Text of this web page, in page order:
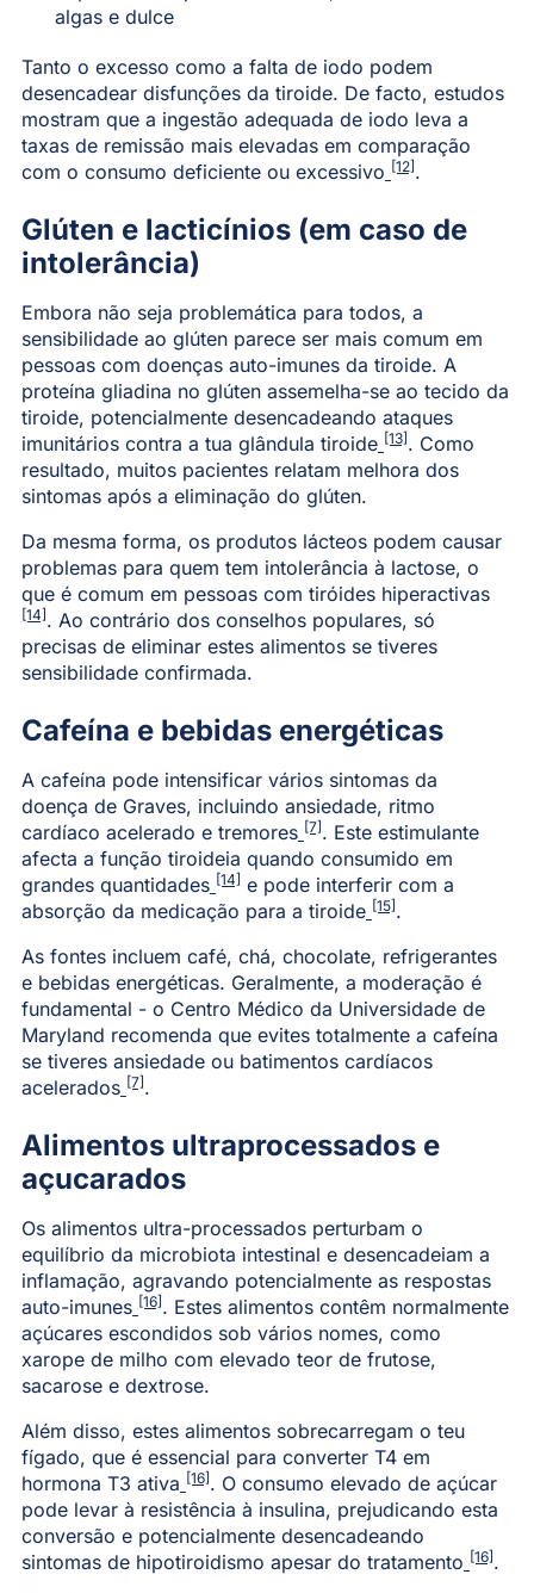
algas e dulce
Tanto o excesso como a falta de iodo podem
desencadear disfunções da tiroide. De facto, estudos
mostram que a ingestão adequada de iodo leva a
taxas de remissão mais elevadas em comparação
com o consumo deficiente ou excessivo [12] .
Glúten e lacticínios (em caso de
intolerância)
Embora não seja problemática para todos, a
sensibilidade ao glúten parece ser mais comum em
pessoas com doenças auto-imunes da tiroide. A
proteína gliadina no glúten assemelha-se ao tecido da
tiroide, potencialmente desencadeando ataques
imunitários contra a tua glândula tiroide [13] . Como
resultado, muitos pacientes relatam melhora dos
sintomas após a eliminação do glúten.
Da mesma forma, os produtos lácteos podem causar
problemas para quem tem intolerância à lactose, o
que é comum em pessoas com tiróides hiperactivas
[14] . Ao contrário dos conselhos populares, só
precisas de eliminar estes alimentos se tiveres
sensibilidade confirmada.
Cafeína e bebidas energéticas
A cafeína pode intensificar vários sintomas da
doença de Graves, incluindo ansiedade, ritmo
cardíaco acelerado e tremores [7] . Este estimulante
afecta a função tiroideia quando consumido em
grandes quantidades [14] e pode interferir com a
absorção da medicação para a tiroide [15] .
As fontes incluem café, chá, chocolate, refrigerantes
e bebidas energéticas. Geralmente, a moderação é
fundamental - o Centro Médico da Universidade de
Maryland recomenda que evites totalmente a cafeína
se tiveres ansiedade ou batimentos cardíacos
acelerados [7] .
Alimentos ultraprocessados e
açucarados
Os alimentos ultra-processados perturbam o
equilíbrio da microbiota intestinal e desencadeiam a
inflamação, agravando potencialmente as respostas
auto-imunes [16] . Estes alimentos contêm normalmente
açúcares escondidos sob vários nomes, como
xarope de milho com elevado teor de frutose,
sacarose e dextrose.
Além disso, estes alimentos sobrecarregam o teu
fígado, que é essencial para converter T4 em
hormona T3 ativa [16] . O consumo elevado de açúcar
pode levar à resistência à insulina, prejudicando esta
conversão e potencialmente desencadeando
sintomas de hipotiroidismo apesar do tratamento [16] .